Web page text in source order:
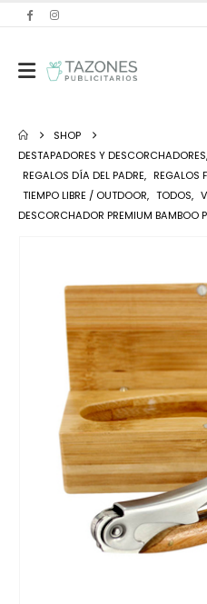
SHOP
DESTAPADORES Y DESCORCHADORES,
REGALOS DÍA DEL PADRE, REGALOS
TIEMPO LIBRE / OUTDOOR, TODOS,
DESCORCHADOR PREMIUM BAMBOO